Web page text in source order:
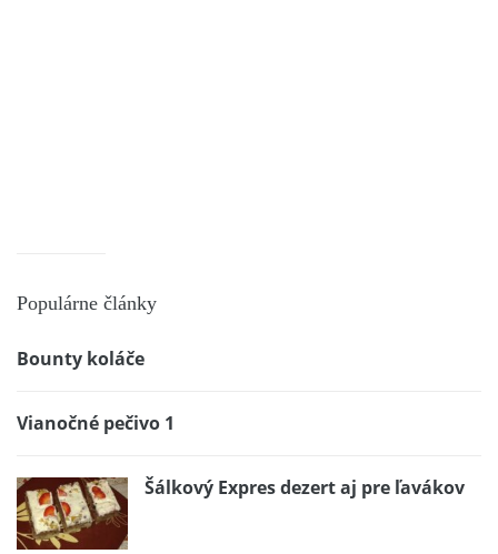
Populárne články
Bounty koláče
Vianočné pečivo 1
Šálkový Expres dezert aj pre ľavákov